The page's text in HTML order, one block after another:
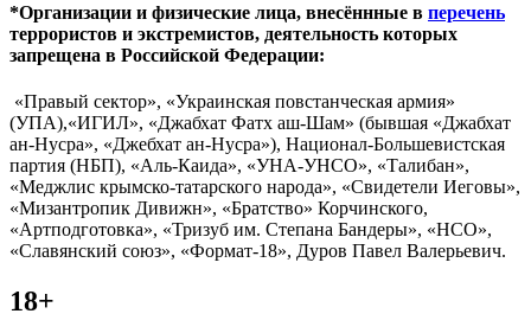
*Организации и физические лица, внесённные в перечень
террористов и экстремистов, деятельность которых
запрещена в Российской Федерации:
«Правый сектор», «Украинская повстанческая армия»
(УПА),«ИГИЛ», «Джабхат Фатх аш-Шам» (бывшая «Джабхат
ан-Нусра», «Джебхат ан-Нусра»), Национал-Большевистская
партия (НБП), «Аль-Каида», «УНА-УНСО», «Талибан»,
«Меджлис крымско-татарского народа», «Свидетели Иеговы»,
«Мизантропик Дивижн», «Братство» Корчинского,
«Артподготовка», «Тризуб им. Степана Бандеры», «НСО»,
«Славянский союз», «Формат-18», Дуров Павел Валерьевич.
18+